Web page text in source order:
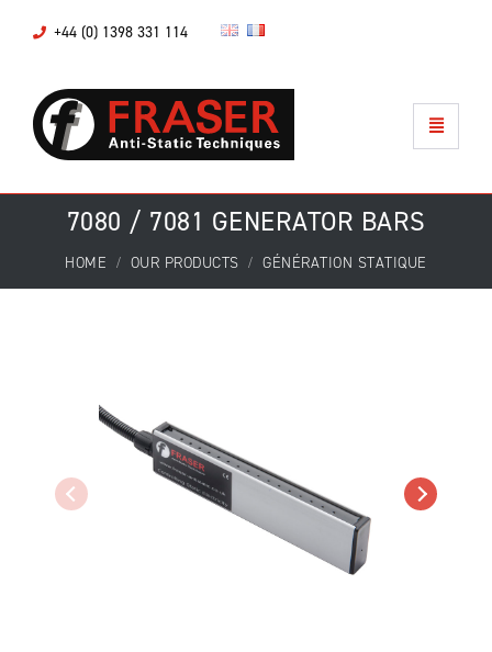
+44 (0) 1398 331 114
7080 / 7081 GENERATOR BARS
HOME OUR PRODUCTS GÉNÉRATION STATIQUE